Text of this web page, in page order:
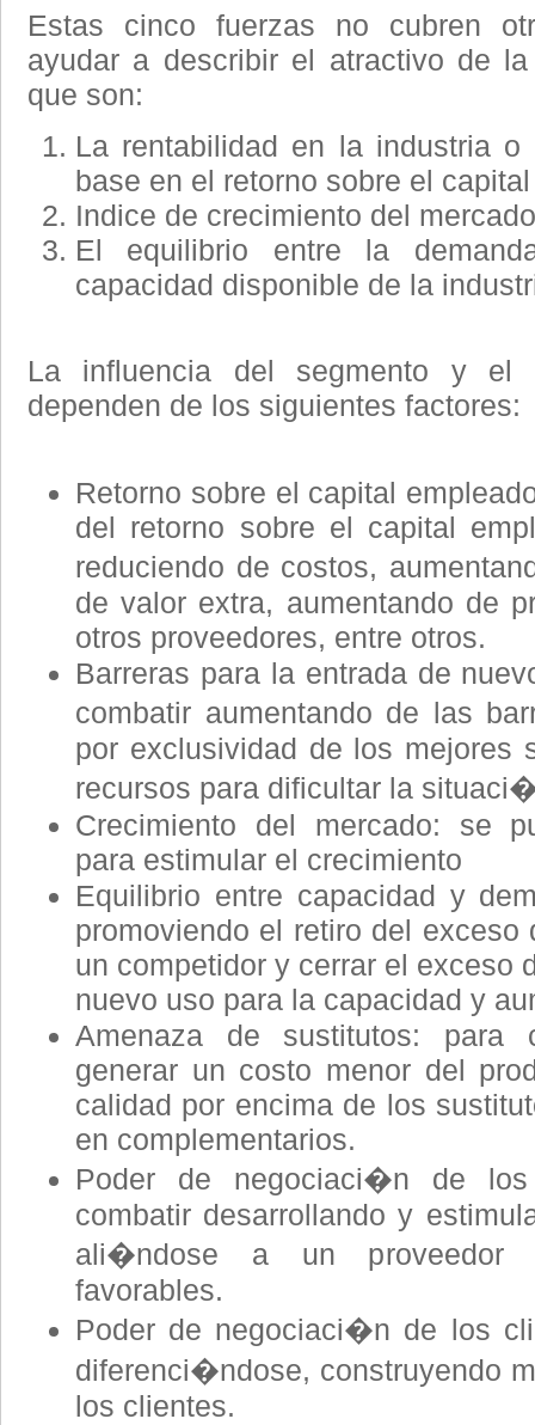
Estas cinco fuerzas no cubren
ayudar a describir el atractivo de
que son:
La rentabilidad en la industria
base en el retorno sobre el
Indice de crecimiento del mercado
El equilibrio entre la
capacidad disponible de la
La influencia del segmento y el
dependen de los siguientes factores:
Retorno sobre el capital
del retorno sobre el capital
reduciendo de costos,
de valor extra, aumentando de
otros proveedores, entre otros.
Barreras para la entrada de
combatir aumentando de las
por exclusividad de los mejores
recursos para dificultar la
Crecimiento del mercado: se
para estimular el crecimiento
Equilibrio entre capacidad y
promoviendo el retiro del exceso
un competidor y cerrar el exceso
nuevo uso para la capacidad y
Amenaza de sustitutos: para
generar un costo menor del
calidad por encima de los
en complementarios.
Poder de negociaci�n de los
combatir desarrollando y
ali�ndose a un proveedor
favorables.
Poder de negociaci�n de los
diferenci�ndose, construyendo
los clientes.